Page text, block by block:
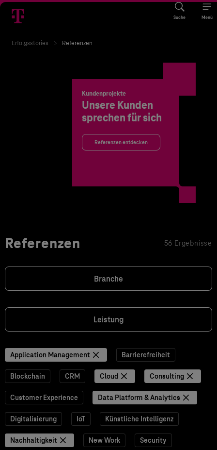
Suche Menü
Erfolgsstories Referenzen
Kundenprojekte
Unsere Kunden
sprechen für sich
Referenzen entdecken
Referenzen 56 Ergebnisse
Branche
Leistung
Application Management Barrierefreiheit
Blockchain CRM Cloud Consulting
Customer Experience Data Platform & Analytics
Digitalisierung IoT Künstliche Intelligenz
Nachhaltigkeit New Work Security